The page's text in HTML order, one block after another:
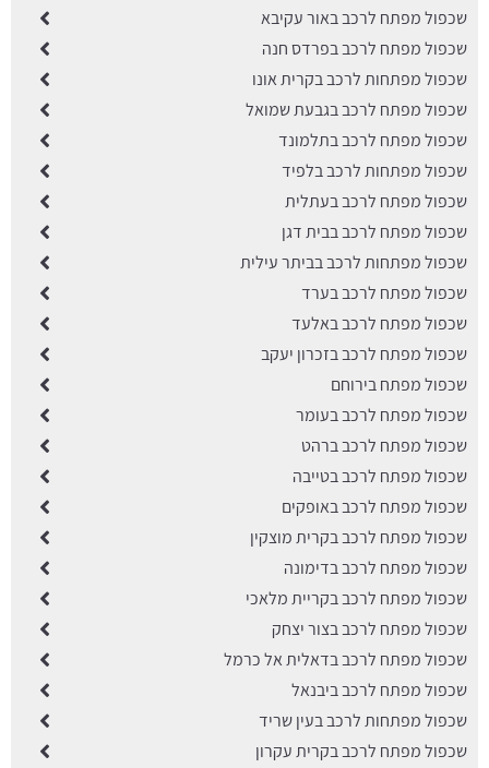
שכפול מפתח לרכב באור עקיבא
שכפול מפתח לרכב בפרדס חנה
שכפול מפתחות לרכב בקרית אונו
שכפול מפתח לרכב בגבעת שמואל
שכפול מפתח לרכב בתלמונד
שכפול מפתחות לרכב בלפיד
שכפול מפתח לרכב בעתלית
שכפול מפתח לרכב בבית דגן
שכפול מפתחות לרכב בביתר עילית
שכפול מפתח לרכב בערד
שכפול מפתח לרכב באלעד
שכפול מפתח לרכב בזכרון יעקב
שכפול מפתח בירוחם
שכפול מפתח לרכב בעומר
שכפול מפתח לרכב ברהט
שכפול מפתח לרכב בטייבה
שכפול מפתח לרכב באופקים
שכפול מפתח לרכב בקרית מוצקין
שכפול מפתח לרכב בדימונה
שכפול מפתח לרכב בקריית מלאכי
שכפול מפתח לרכב בצור יצחק
שכפול מפתח לרכב בדאלית אל כרמל
שכפול מפתח לרכב ביבנאל
שכפול מפתחות לרכב בעין שריד
שכפול מפתח לרכב בקרית עקרון